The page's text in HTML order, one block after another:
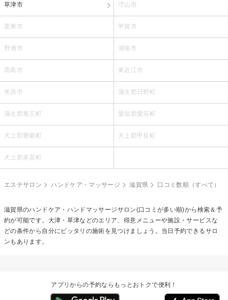
草津市 守山市
栗東市 甲賀市
野洲市 湖南市
高島市 東近江市
米原市 蒲生郡日野町
蒲生郡竜王町 愛知郡愛荘町
犬上郡豊郷町 犬上郡甲良町
犬上郡多賀町
エステサロン ハンドケア・マッサージ 滋賀県 口コミ数順（すべて）
滋賀県のハンドケア・ハンドマッサージサロン(口コミが多い順)から検索＆予
約が可能です。大津・草津などのエリア、得意メニューや施設・サービスな
どの条件から自分にピッタリの施術を見つけましょう。当日予約できるサロ
ンもあります。
アプリからの予約ならもっとおトクで便利！